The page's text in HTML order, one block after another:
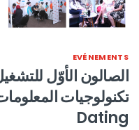
EVÉNEMENTS
الصالون الأوّل
Dating